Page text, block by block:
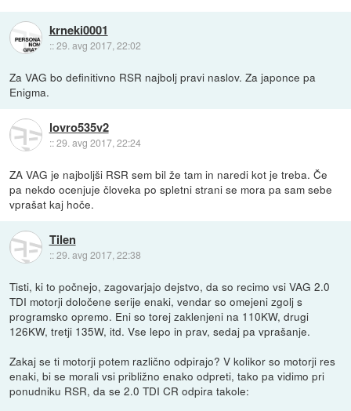
krneki0001
::29. avg 2017, 22:02
Za VAG bo definitivno RSR najbolj pravi naslov. Za japonce pa
Enigma.
lovro535v2
::29. avg 2017, 22:24
ZA VAG je najboljši RSR sem bil že tam in naredi kot je treba. Če
pa nekdo ocenjuje človeka po spletni strani se mora pa sam sebe
vprašat kaj hoče.
Tilen
::29. avg 2017, 22:38
Tisti, ki to počnejo, zagovarjajo dejstvo, da so recimo vsi VAG 2.0
TDI motorji določene serije enaki, vendar so omejeni zgolj s
programsko opremo. Eni so torej zaklenjeni na 110KW, drugi
126KW, tretji 135W, itd. Vse lepo in prav, sedaj pa vprašanje.
Zakaj se ti motorji potem različno odpirajo? V kolikor so motorji res
enaki, bi se morali vsi približno enako odpreti, tako pa vidimo pri
ponudniku RSR, da se 2.0 TDI CR odpira takole: